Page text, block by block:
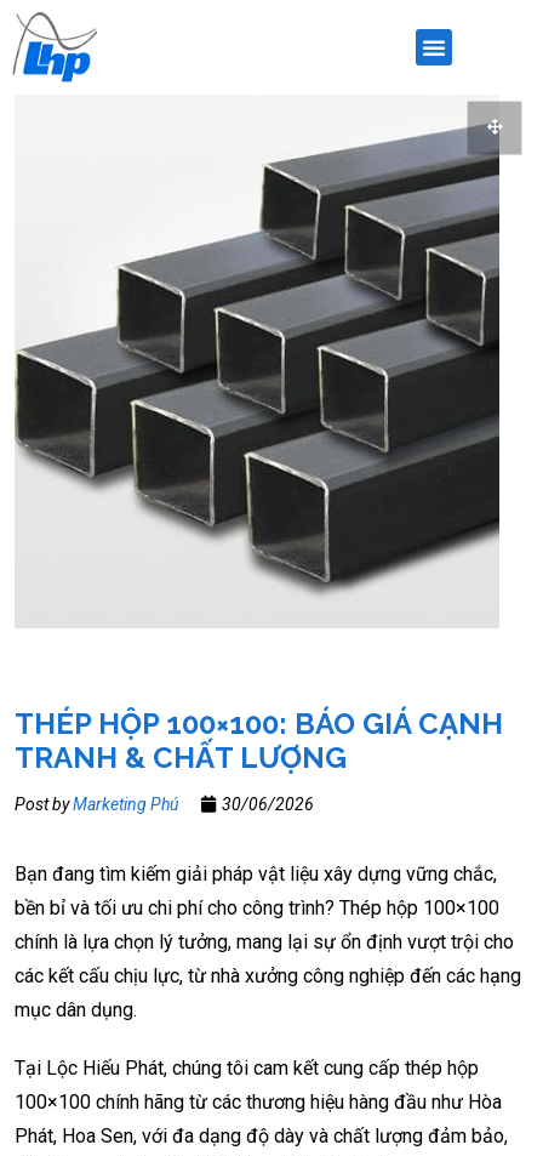
THÉP HỘP 100×100: BÁO GIÁ CẠNH
TRANH & CHẤT LƯỢNG
Post byMarketing Phú 30/06/2026
Bạn đang tìm kiếm giải pháp vật liệu xây dựng vững chắc,
bền bỉ và tối ưu chi phí cho công trình? Thép hộp 100×100
chính là lựa chọn lý tưởng, mang lại sự ổn định vượt trội cho
các kết cấu chịu lực, từ nhà xưởng công nghiệp đến các hạng
mục dân dụng.
Tại Lộc Hiếu Phát, chúng tôi cam kết cung cấp thép hộp
100×100 chính hãng từ các thương hiệu hàng đầu như Hòa
Phát, Hoa Sen, với đa dạng độ dày và chất lượng đảm bảo,